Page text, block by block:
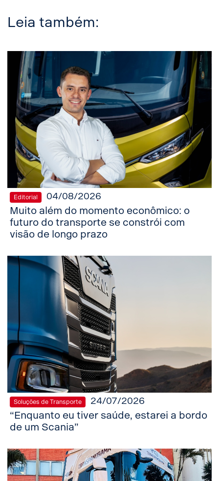
Leia também:
Editorial 04/08/2026
Muito além do momento econômico: o
futuro do transporte se constrói com
visão de longo prazo
Soluções de Transporte 24/07/2026
“Enquanto eu tiver saúde, estarei a bordo
de um Scania”